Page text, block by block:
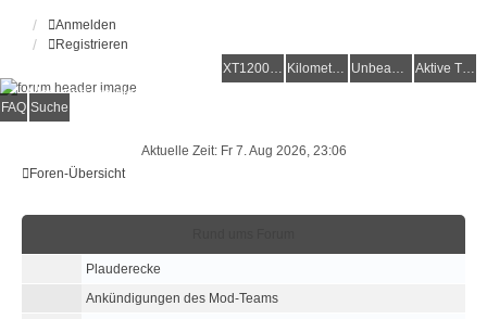
Anmelden
Registrieren
XT1200Z-Wiki
Kilometerstatistik Unbeantwortete Themen Aktive Themen
Alles rund um die Yamaha XT1200Z Super Ténéré
FAQ Suche
Aktuelle Zeit: Fr 7. Aug 2026, 23:06
Foren-Übersicht
Plauderecke
Ankündigungen des Mod-Teams